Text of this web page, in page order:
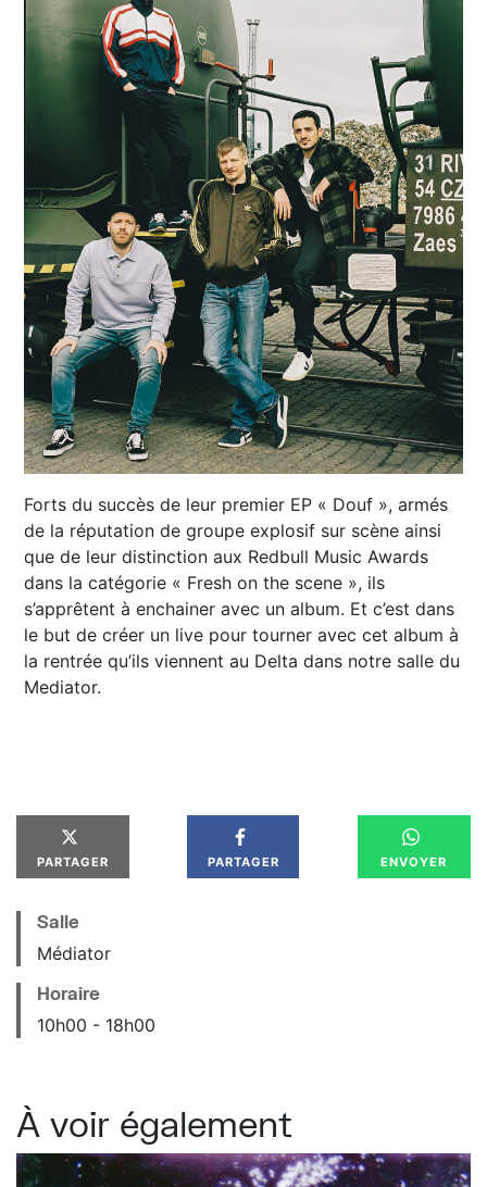
Forts du succès de leur premier EP « Douf », armés
de la réputation de groupe explosif sur scène ainsi
que de leur distinction aux Redbull Music Awards
dans la catégorie « Fresh on the scene », ils
s’apprêtent à enchainer avec un album. Et c’est dans
le but de créer un live pour tourner avec cet album à
la rentrée qu’ils viennent au Delta dans notre salle du
Mediator.
PARTAGER PARTAGER ENVOYER
Salle
Médiator
Horaire
10h00 18h00
À voir également